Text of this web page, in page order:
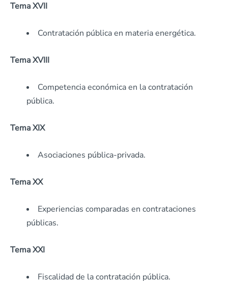
Tema XVII
Contratación pública en materia energética.
Tema XVIII
Competencia económica en la contratación
pública.
Tema XIX
Asociaciones pública-privada.
Tema XX
Experiencias comparadas en contrataciones
públicas.
Tema XXI
Fiscalidad de la contratación pública.